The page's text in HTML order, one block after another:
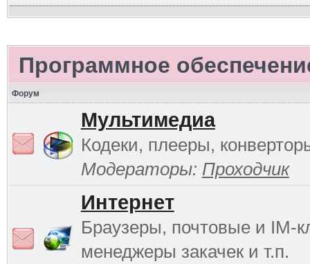
Программное
Форум
Мультимедиа
Кодеки, плееры,
Модераторы: Проходчик
Интернет
Браузеры, почтовые и IM-
менеджеры закачек и т.п.